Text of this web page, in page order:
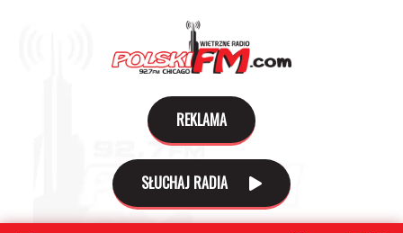
REKLAMA
SŁUCHAJ RADIA